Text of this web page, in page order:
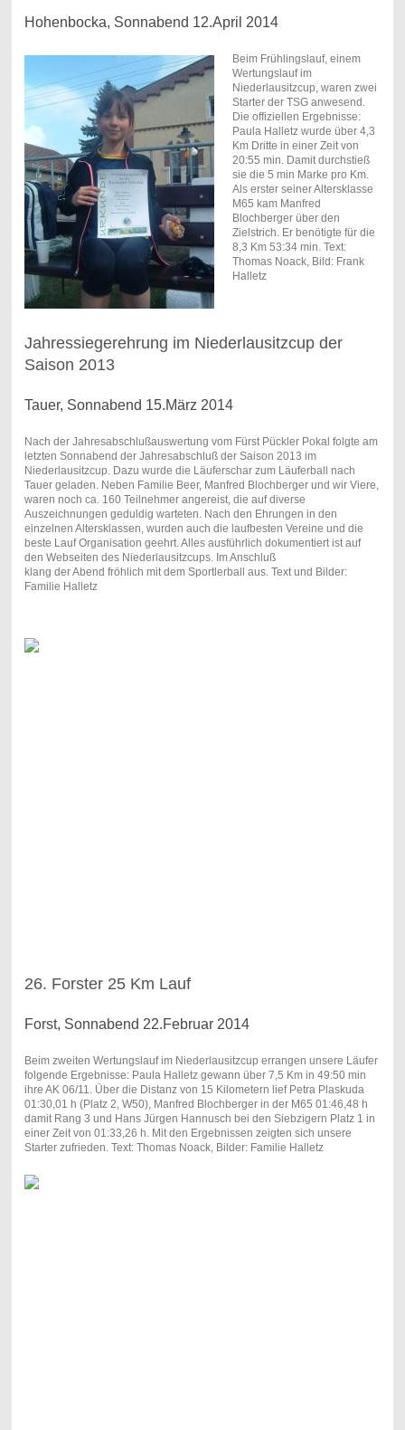
Hohenbocka, Sonnabend 12.April 2014
Beim Frühlingslauf, einem
Wertungslauf im
Niederlausitzcup, waren zwei
Starter der TSG anwesend.
Die offiziellen Ergebnisse:
Paula Halletz wurde über 4,3
Km Dritte in einer Zeit von
20:55 min. Damit durchstieß
sie die 5 min Marke pro Km.
Als erster seiner Altersklasse
M65 kam Manfred
Blochberger über den
Zielstrich. Er benötigte für die
8,3 Km 53:34 min. Text:
Thomas Noack, Bild: Frank
Halletz
Jahressiegerehrung im Niederlausitzcup der
Saison 2013
Tauer, Sonnabend 15.März 2014
Nach der Jahresabschlußauswertung vom Fürst Pückler Pokal folgte am
letzten Sonnabend der Jahresabschluß der Saison 2013 im
Niederlausitzcup. Dazu wurde die Läuferschar zum Läuferball nach
Tauer geladen. Neben Familie Beer, Manfred Blochberger und wir Viere,
waren noch ca. 160 Teilnehmer angereist, die auf diverse
Auszeichnungen geduldig warteten. Nach den Ehrungen in den
einzelnen Altersklassen, wurden auch die laufbesten Vereine und die
beste Lauf Organisation geehrt. Alles ausführlich dokumentiert ist auf
den Webseiten des Niederlausitzcups. Im Anschluß
klang der Abend fröhlich mit dem Sportlerball aus. Text und Bilder:
Familie Halletz
26. Forster 25 Km Lauf
Forst, Sonnabend 22.Februar 2014
Beim zweiten Wertungslauf im Niederlausitzcup errangen unsere Läufer
folgende Ergebnisse: Paula Halletz gewann über 7,5 Km in 49:50 min
ihre AK 06/11. Über die Distanz von 15 Kilometern lief Petra Plaskuda
01:30,01 h (Platz 2, W50), Manfred Blochberger in der M65 01:46,48 h
damit Rang 3 und Hans Jürgen Hannusch bei den Siebzigern Platz 1 in
einer Zeit von 01:33,26 h. Mit den Ergebnissen zeigten sich unsere
Starter zufrieden. Text: Thomas Noack, Bilder: Familie Halletz